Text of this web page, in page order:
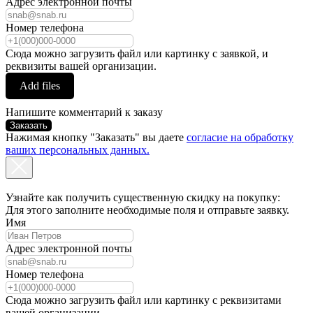
Номер телефона
Сюда можно загрузить файл или картинку с заявкой, и
реквизиты вашей организации.
Add files
Напишите комментарий к заказу
Заказать
Нажимая кнопку "Заказать" вы даете согласие на обработку
ваших персональных данных.
Узнайте как получить существенную скидку на покупку:
Для этого заполните необходимые поля и отправьте заявку.
Имя
Адрес электронной почты
Номер телефона
Сюда можно загрузить файл или картинку с реквизитами